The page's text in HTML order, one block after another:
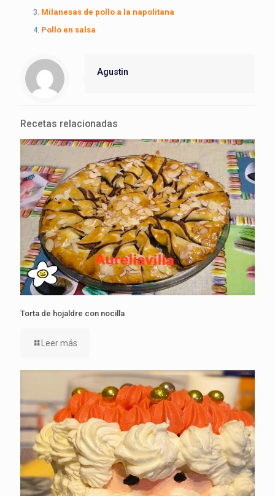
Milanesas de pollo a la napolitana
Pollo en salsa
Agustin
Recetas relacionadas
Torta de hojaldre con nocilla
Leer más